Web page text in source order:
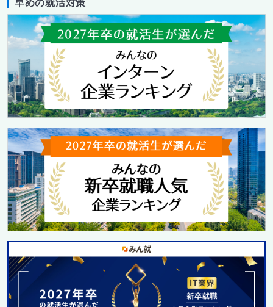
早めの就活対策